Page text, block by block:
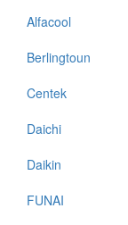
Alfacool
Berlingtoun
Centek
Daichi
Daikin
FUNAI